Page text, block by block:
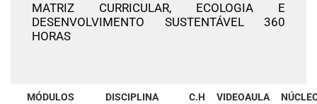
MATRIZ CURRICULAR, ECOLOGIA E
DESENVOLVIMENTO SUSTENTÁVEL 360
HORAS
MÓDULOS DISCIPLINA C.H VIDEOAULA